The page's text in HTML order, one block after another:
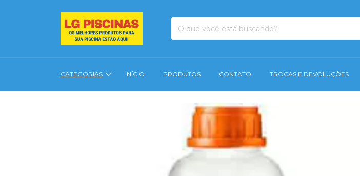
CATEGORIAS INÍCIO PRODUTOS CONTATO TROCAS E DEVOLUÇÕES